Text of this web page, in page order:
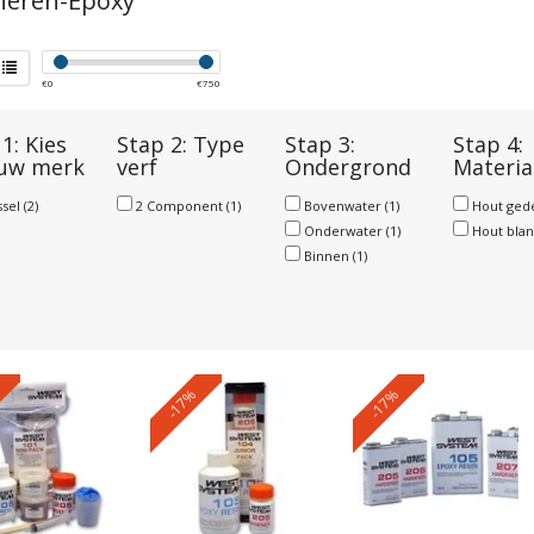
€0 €750
Kies
merk
(2)
Stap 2: Type
verf
2 Component (1)
Stap 3:
Ondergrond
Bovenwater (1)
Onderwater (1)
Binnen (1)
Stap 4:
Hout
Hout
-17% -17%